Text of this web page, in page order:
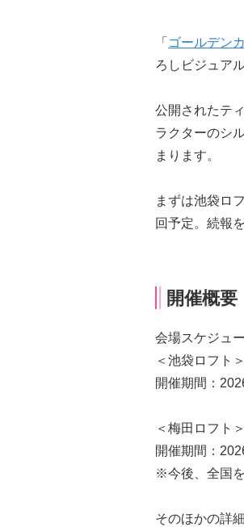
「 ゴールデン
ろしビジュア
公開されたテ
ラクターのシ
まります。
まずは池袋ロ
回予定。続報
開催概要
会場スケジュ
＜池袋ロフト＞
開催期間：
＜梅田ロフト＞
開催期間：
※今後、全国
そのほかの詳